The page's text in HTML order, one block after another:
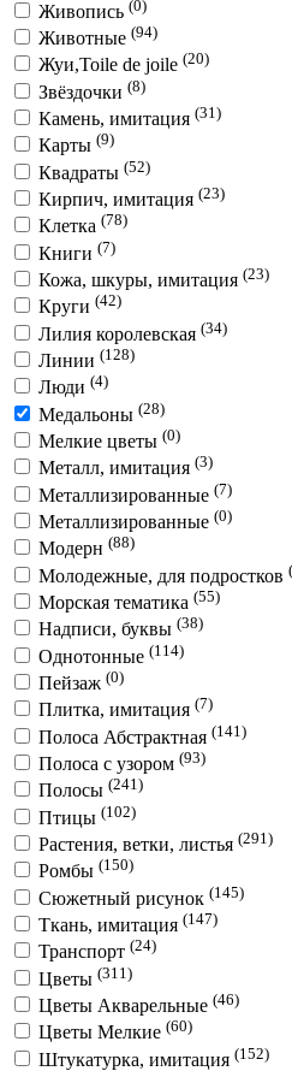
Живопись (0)
Животные (94)
Жуи,Toile de joile (20)
Звёздочки (8)
Камень, имитация (31)
Карты (9)
Квадраты (52)
Кирпич, имитация (23)
Клетка (78)
Книги (7)
Кожа, шкуры, имитация (23)
Круги (42)
Лилия королевская (34)
Линии (128)
Люди (4)
Медальоны (28)
Мелкие цветы (0)
Металл, имитация (3)
Металлизированные (7)
Металлизированные (0)
Модерн (88)
Молодежные, для подростков
Морская тематика (55)
Надписи, буквы (38)
Однотонные (114)
Пейзаж (0)
Плитка, имитация (7)
Полоса Абстрактная (141)
Полоса с узором (93)
Полосы (241)
Птицы (102)
Растения, ветки, листья (291)
Ромбы (150)
Сюжетный рисунок (145)
Ткань, имитация (147)
Транспорт (24)
Цветы (311)
Цветы Акварельные (46)
Цветы Мелкие (60)
Штукатурка, имитация (152)